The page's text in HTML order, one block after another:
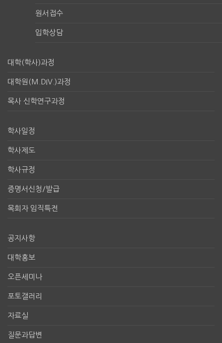
원서접수
입학상담
대학(학사)과정
대학원(M.DIV.)과정
목사 신학연구과정
학사일정
학사제도
학사규정
증명서신청/발급
목회자 임직특전
공지사항
대학홍보
오픈세미나
포토갤러리
자료실
질문과답변